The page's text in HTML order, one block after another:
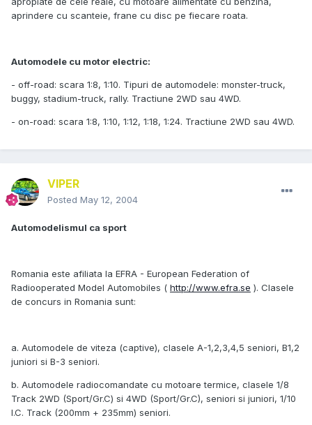
aprindere cu scanteie, frane cu disc pe fiecare roata.
Automodele cu motor electric:
- off-road: scara 1:8, 1:10. Tipuri de automodele: monster-truck,
buggy, stadium-truck, rally. Tractiune 2WD sau 4WD.
- on-road: scara 1:8, 1:10, 1:12, 1:18, 1:24. Tractiune 2WD sau 4WD.
VIPER
Posted May 12, 2004
Automodelismul ca sport
Romania este afiliata la EFRA - European Federation of
Radiooperated Model Automobiles ( http://www.efra.se ). Clasele
de concurs in Romania sunt:
a. Automodele de viteza (captive), clasele A-1,2,3,4,5 seniori, B1,2
juniori si B-3 seniori.
b. Automodele radiocomandate cu motoare termice, clasele 1/8
Track 2WD (Sport/Gr.C) si 4WD (Sport/Gr.C), seniori si juniori, 1/10
I.C. Track (200mm + 235mm) seniori.